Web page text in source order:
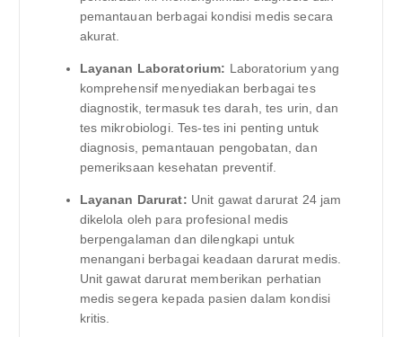
pemantauan berbagai kondisi medis secara
akurat.
Layanan Laboratorium: Laboratorium yang
komprehensif menyediakan berbagai tes
diagnostik, termasuk tes darah, tes urin, dan
tes mikrobiologi. Tes-tes ini penting untuk
diagnosis, pemantauan pengobatan, dan
pemeriksaan kesehatan preventif.
Layanan Darurat: Unit gawat darurat 24 jam
dikelola oleh para profesional medis
berpengalaman dan dilengkapi untuk
menangani berbagai keadaan darurat medis.
Unit gawat darurat memberikan perhatian
medis segera kepada pasien dalam kondisi
kritis.